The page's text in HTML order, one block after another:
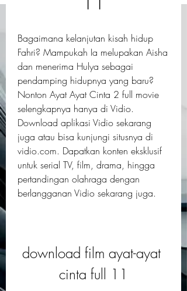
Bagaimana kelanjutan kisah hidup
Fahri? Mampukah Ia melupakan Aisha
dan menerima Hulya sebagai
pendamping hidupnya yang baru?
Nonton Ayat Ayat Cinta 2 full movie
selengkapnya hanya di Vidio.
Download aplikasi Vidio sekarang
juga atau bisa kunjungi situsnya di
vidio.com. Dapatkan konten eksklusif
untuk serial TV, film, drama, hingga
pertandingan olahraga dengan
berlangganan Vidio sekarang juga.
download film ayat-ayat
cinta full 11